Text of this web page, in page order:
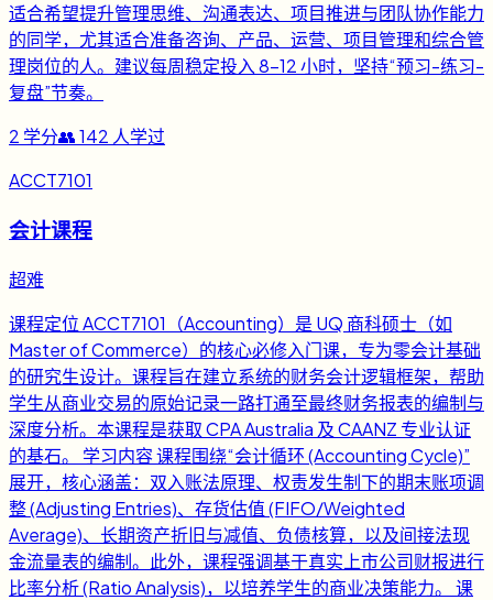
适合希望提升管理思维、沟通表达、项目推进与团队协作能力
的同学，尤其适合准备咨询、产品、运营、项目管理和综合管
理岗位的人。建议每周稳定投入 8-12 小时，坚持“预习-练习-
复盘”节奏。
2 学分👥142 人学过
ACCT7101
会计课程
超难
课程定位 ACCT7101（Accounting）是 UQ 商科硕士（如
Master of Commerce）的核心必修入门课，专为零会计基础
的研究生设计。课程旨在建立系统的财务会计逻辑框架，帮助
学生从商业交易的原始记录一路打通至最终财务报表的编制与
深度分析。本课程是获取 CPA Australia 及 CAANZ 专业认证
的基石。 学习内容 课程围绕“会计循环 (Accounting Cycle)”
展开，核心涵盖：双入账法原理、权责发生制下的期末账项调
整 (Adjusting Entries)、存货估值 (FIFO/Weighted
Average)、长期资产折旧与减值、负债核算，以及间接法现
金流量表的编制。此外，课程强调基于真实上市公司财报进行
比率分析 (Ratio Analysis)，以培养学生的商业决策能力。 课